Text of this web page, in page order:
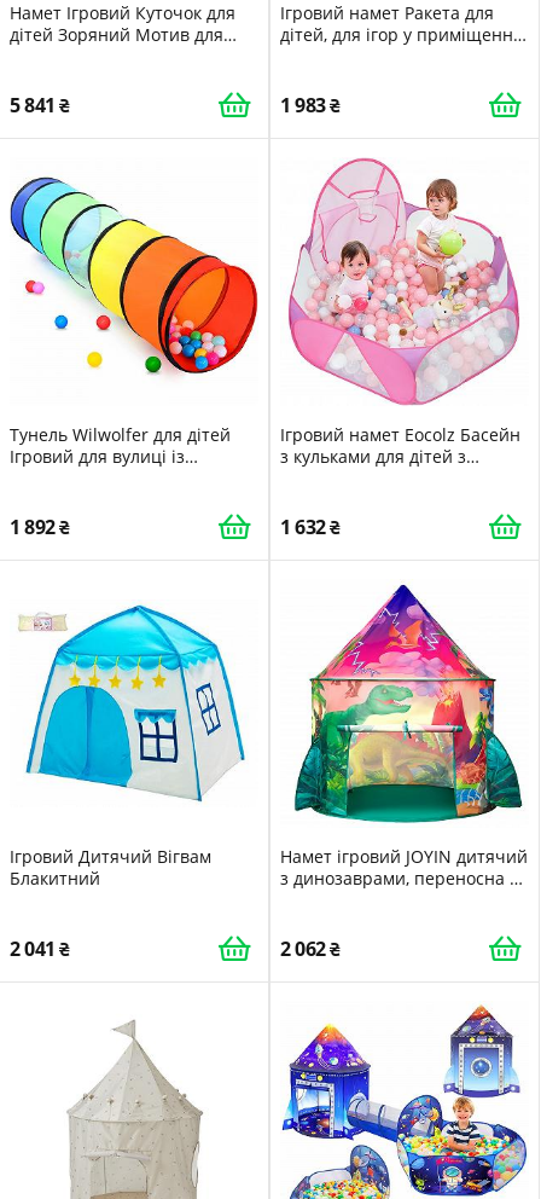
Намет Ігровий Куточок для
дітей Зоряний Мотив для
аутистів (90 см)
5 841
Ігровий намет Ракета для
дітей, для ігор у приміщенні
астронавт, портативна
сенсорний намет, домашня
костюмована вечірка,
подарунок на день
народження, для дівчаток,
синій
1 983
Тунель Wilwolfer для дітей
Ігровий для вулиці із
1 892
Ігровий намет Eocolz Басейн
з кульками для дітей з
см, Кульки не входять
1 632
Ігровий Дитячий Вігвам
Блакитний
2 041
Намет ігровий JOYIN дитячий
з динозаврами, переносна з
2 062